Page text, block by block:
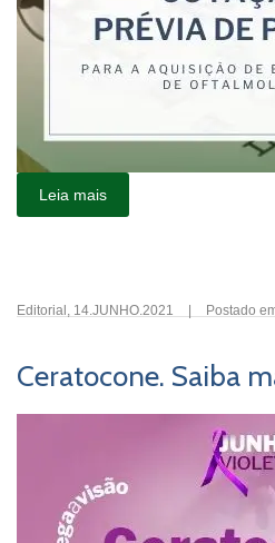
Leia mais
Editorial , 14.JUNHO.2021 Postado
Ceratocone. Saiba